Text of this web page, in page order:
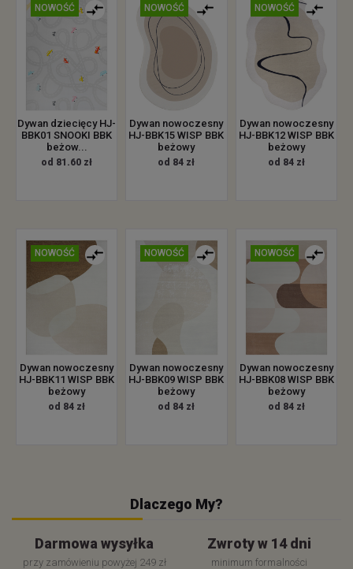
NOWOŚĆ
Dywan dziecięcy HJ-
BBK01 SNOOKI BBK
beżow...
od 81.60 zł
NOWOŚĆ
Dywan nowoczesny
HJ-BBK15 WISP BBK
beżowy
od 84 zł
NOWOŚĆ
Dywan nowoczesny
HJ-BBK12 WISP BBK
beżowy
od 84 zł
NOWOŚĆ
Dywan nowoczesny
HJ-BBK11 WISP BBK
beżowy
od 84 zł
NOWOŚĆ
Dywan nowoczesny
HJ-BBK09 WISP BBK
beżowy
od 84 zł
NOWOŚĆ
Dywan nowoczesny
HJ-BBK08 WISP BBK
beżowy
od 84 zł
Dlaczego My?
Darmowa wysyłka
przy zamówieniu powyżej 249 zł
Zwroty w 14 dni
minimum formalności